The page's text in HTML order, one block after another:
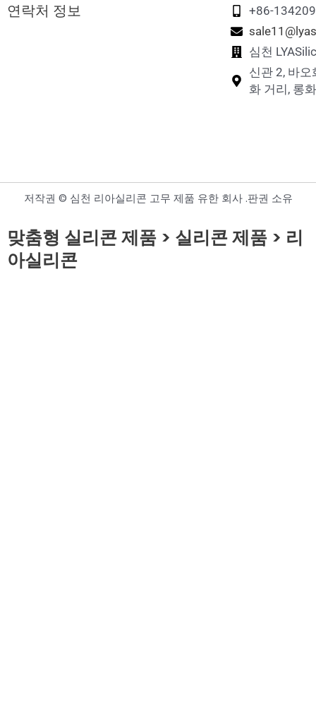
실리콘 반려동물 여행용 물병
실리콘 메모리 매칭 게임
연락처 정보
+86-
심천
신관 2, 바오
화 거리, 롱
저작권 © 심천 리아실리콘 고무 제품 유한 회사 .판권 소유
맞춤형 실리콘 제품 > 실리콘 제품 > 리
아실리콘